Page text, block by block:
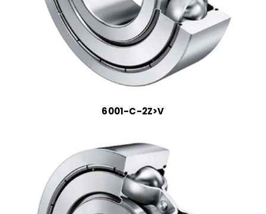
6001-C-2Z>V